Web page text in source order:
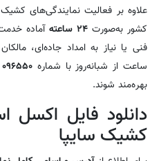
علاوه بر فعالیت نمایندگی‌های
کشور به‌صورت ۲۴ ساعته
آماده
فنی یا نیاز به امداد جاده‌ای،
ساعت از شبانه‌روز با شماره۰۹۶۵۵۰
بهره‌مند شوند.
دانلود فایل اکسل
کشیک سایپا